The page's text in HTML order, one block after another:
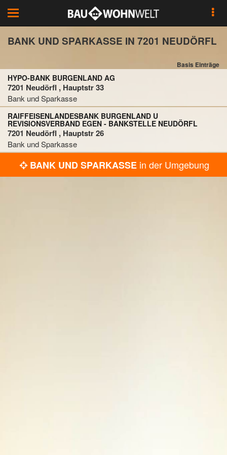
Toggle
navigation
BANK UND SPARKASSE IN 7201 NEUDÖRFL
Basis Einträge
HYPO-BANK BURGENLAND AG
7201 Neudörfl , Hauptstr 33
Bank und Sparkasse
RAIFFEISENLANDESBANK BURGENLAND U
REVISIONSVERBAND EGEN - BANKSTELLE NEUDÖRFL
7201 Neudörfl , Hauptstr 26
Bank und Sparkasse
BANK UND SPARKASSE in der Umgebung